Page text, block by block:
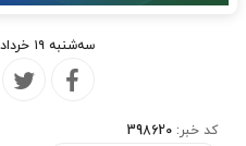
سه‌شنبه ۱۹ خرداد ۱۴۰۵ - ۰۹:۱۹
کد خبر: 398620